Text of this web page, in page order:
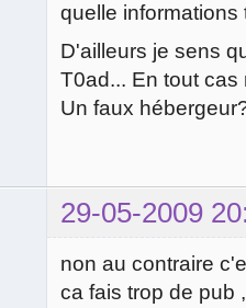
quelle
D'ailleurs je sens
T0ad... En tout
Un faux
29-05-2009
non au contraire
ca fais trop de pub